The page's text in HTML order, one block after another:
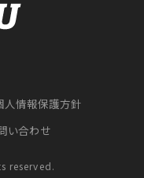
人情報保護方針
い合わせ
reserved.